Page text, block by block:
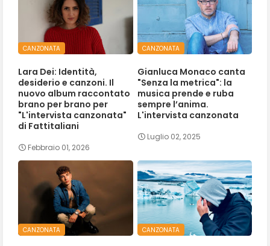
CANZONATA
Lara Dei: Identità,
desiderio e canzoni. Il
nuovo album raccontato
brano per brano per
"L'intervista canzonata"
di Fattitaliani
Febbraio 01, 2026
CANZONATA
Gianluca Monaco canta
"Senza la metrica": la
musica prende e ruba
sempre l’anima.
L'intervista canzonata
Luglio 02, 2025
CANZONATA CANZONATA